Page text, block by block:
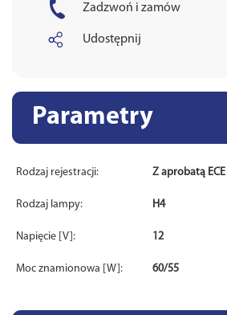
Zadzwoń i zamów
Udostępnij
Parametry
Rodzaj rejestracji: Z aprobatą ECE
Rodzaj lampy: H4
Napięcie [V]: 12
Moc znamionowa [W]: 60/55